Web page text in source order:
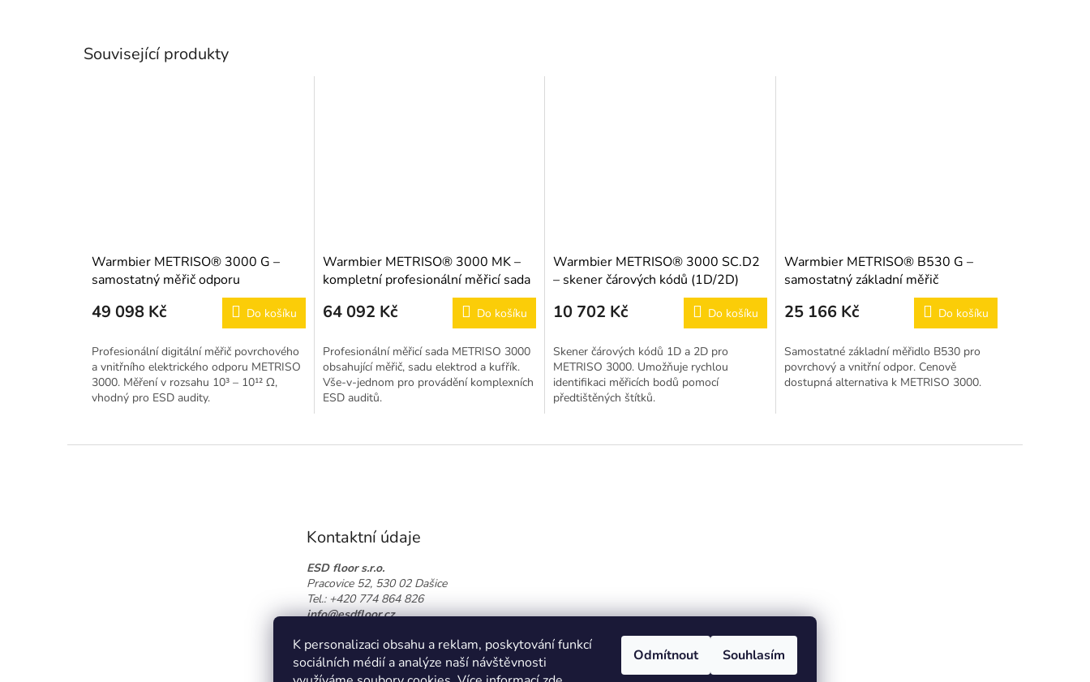
K personalizaci obsahu a reklam, poskytování funkcí
sociálních médií a analýze naší návštěvnosti
Odmítnout Souhlasím
Související produkty
Warmbier METRISO® 3000 G –
samostatný měřič odporu
49 098 Kč Do košíku
Profesionální digitální měřič povrchového
a vnitřního elektrického odporu METRISO
3000. Měření v rozsahu 10³ – 10¹² Ω,
vhodný pro ESD audity.
Warmbier METRISO® 3000 MK –
kompletní profesionální měřicí sada
64 092 Kč Do košíku
Profesionální měřicí sada METRISO 3000
obsahující měřič, sadu elektrod a kufřík.
Vše-v-jednom pro provádění komplexních
ESD auditů.
Warmbier METRISO® 3000 SC.D2
– skener čárových kódů (1D/2D)
10 702 Kč Do košíku
Skener čárových kódů 1D a 2D pro
METRISO 3000. Umožňuje rychlou
identifikaci měřicích bodů pomocí
předtištěných štítků.
Warmbier METRISO® B530 G –
samostatný základní měřič
25 166 Kč Do košíku
Samostatné základní měřidlo B530 pro
povrchový a vnitřní odpor. Cenově
dostupná alternativa k METRISO 3000.
Kontaktní údaje
ESD floor s.r.o.
Pracovice 52, 530 02 Dašice
Tel.: +420 774 864 826
info@esdfloor.cz